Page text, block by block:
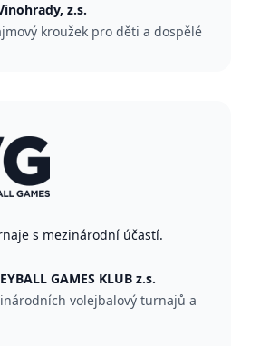
z.s.
kroužek pro děti a dospělé
s mezinárodní účastí.
GAMES KLUB z.s.
volejbalový turnajů a